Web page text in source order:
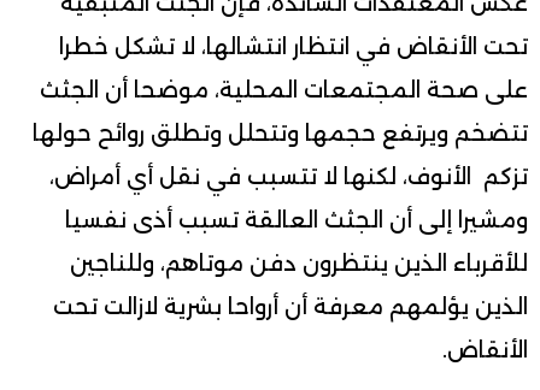
تحت الأنقاض في انتظار انتشالها، لا تشكل خطرا
على صحة المجتمعات المحلية، موضحا أن الجثث
تتضخم ويرتفع حجمها وتتحلل وتطلق روائح حولها
تزكم الأنوف، لكنها لا تتسبب في نقل أي أمراض،
ومشيرا إلى أن الجثث العالقة تسبب أذى نفسيا
للأقرباء الذين ينتظرون دفن موتاهم، وللناجين
الذين يؤلمهم معرفة أن أرواحا بشرية لازالت تحت
الأنقاض.